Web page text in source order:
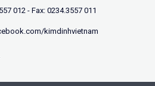
012 - Fax: 0234.3557 011
kimdinhvietnam